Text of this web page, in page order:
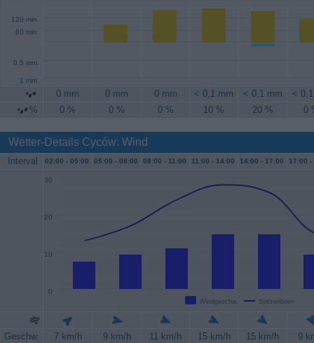
60 min
120 min
0.5 mm
1 mm
0 mm 0 mm 0 mm < 0,1 mm < 0,1 mm
<
%
0 % 0 % 0 % 10 % 20 % 0
Wetter-Details Cyców: Wind
Interval 02:00 - 05:00 05:00 - 08:00 08:00 - 11:00 11:00 - 14:00 14:00 - 17:00 17:00 -
Windgeschw. Spitzenböen
0
10
20
30
Geschw. 7 km/h 9 km/h 11 km/h 15 km/h 15 km/h
9